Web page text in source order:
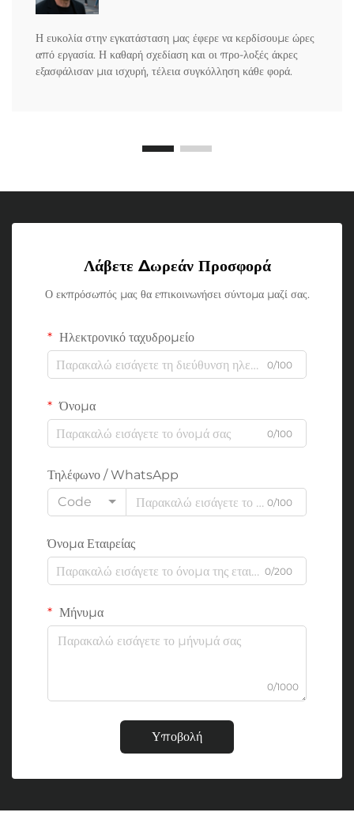
Η ευκολία στην εγκατάσταση μας έφερε να κερδίσουμε ώρες
από εργασία. Η καθαρή σχεδίαση και οι προ-λοξές άκρες
εξασφάλισαν μια ισχυρή, τέλεια συγκόλληση κάθε φορά.
Λάβετε Δωρεάν Προσφορά
Ο εκπρόσωπός μας θα επικοινωνήσει σύντομα μαζί σας.
Ηλεκτρονικό ταχυδρομείο
0/100
Όνομα
0/100
Τηλέφωνο / WhatsApp
Code
0/100
Όνομα Εταιρείας
0/200
Μήνυμα
0/1000
Υποβολή